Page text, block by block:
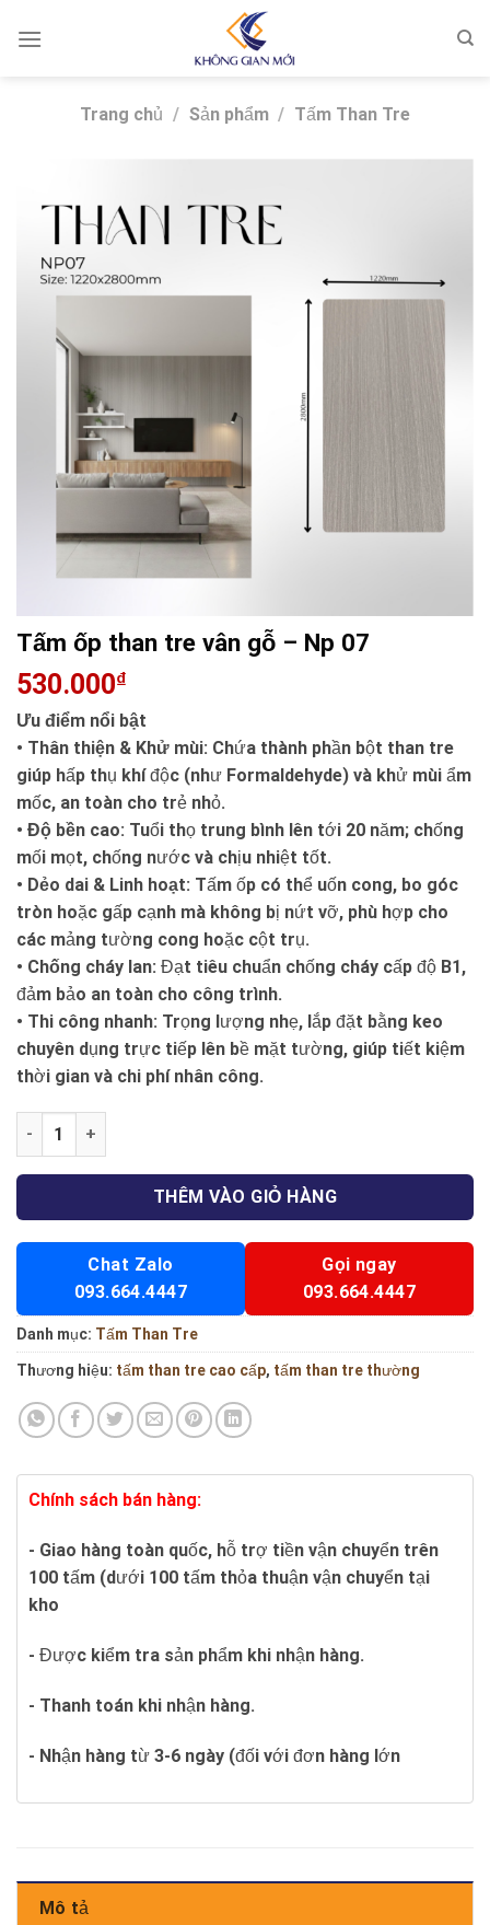
Trang chủ / Sản phẩm / Tấm Than Tre
Tấm ốp than tre vân gỗ – Np 07
530.000₫
Ưu điểm nổi bật
• Thân thiện & Khử mùi: Chứa thành phần bột than tre
giúp hấp thụ khí độc (như Formaldehyde) và khử mùi ẩm
mốc, an toàn cho trẻ nhỏ.
• Độ bền cao: Tuổi thọ trung bình lên tới 20 năm; chống
mối mọt, chống nước và chịu nhiệt tốt.
• Dẻo dai & Linh hoạt: Tấm ốp có thể uốn cong, bo góc
tròn hoặc gấp cạnh mà không bị nứt vỡ, phù hợp cho
các mảng tường cong hoặc cột trụ.
• Chống cháy lan: Đạt tiêu chuẩn chống cháy cấp độ B1,
đảm bảo an toàn cho công trình.
• Thi công nhanh: Trọng lượng nhẹ, lắp đặt bằng keo
chuyên dụng trực tiếp lên bề mặt tường, giúp tiết kiệm
thời gian và chi phí nhân công.
Tấm ốp than tre vân gỗ - Np 07 số lượng
THÊM VÀO GIỎ HÀNG
Chat Zalo
093.664.4447
Gọi ngay
093.664.4447
Danh mục: Tấm Than Tre
Thương hiệu: tấm than tre cao cấp, tấm than tre thường
Chính sách bán hàng:
- Giao hàng toàn quốc, hỗ trợ tiền vận chuyển trên
100 tấm (dưới 100 tấm thỏa thuận vận chuyển tại
kho
- Được kiểm tra sản phẩm khi nhận hàng.
- Thanh toán khi nhận hàng.
- Nhận hàng từ 3-6 ngày (đối với đơn hàng lớn
Mô tả